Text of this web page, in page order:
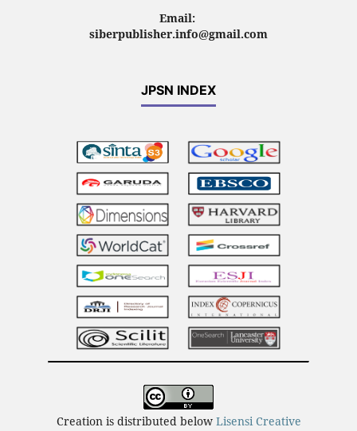
Email:
siberpublisher.info@gmail.com
JPSN INDEX
Creation is distributed below Lisensi Creative